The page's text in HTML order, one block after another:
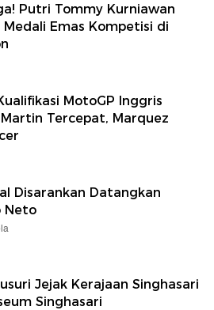
Putri Tommy Kurniawan
Medali Emas Kompetisi di
MotoGP Inggris
Tercepat, Marquez
Disarankan Datangkan
Neto
Jejak Kerajaan Singhasari
Singhasari